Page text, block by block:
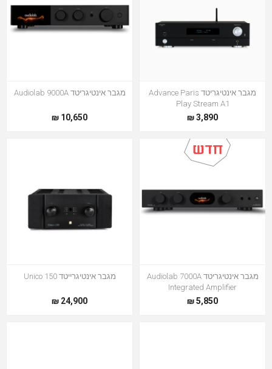
מגבר אינטיגריטד Advance Paris
Play Stream A1
3,890 ₪
מגבר אינטיגריטד Audiolab 9000A
10,650 ₪
מגבר אינטיגריטד Audiolab 7000A
Integrated Amplifier
5,850 ₪
מגבר אינטיגרייטד Unico 150
24,900 ₪